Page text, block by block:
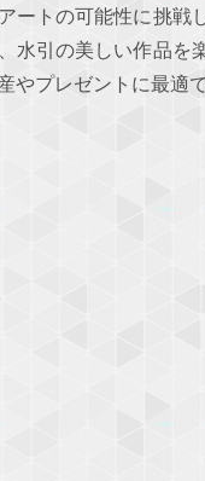
ートの可能性に挑
水引の美しい作品を
やプレゼントに最適